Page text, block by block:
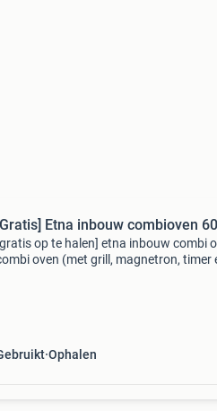
Etna inbouw combioven
op te halen] etna inbouw combi
oven (met grill, magnetron, timer
Ophalen